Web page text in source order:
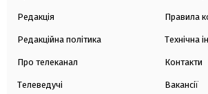
Редакція
Редакційна політика
Про телеканал
Телеведучі
Правила
Технічна
Контакти
Вакансії